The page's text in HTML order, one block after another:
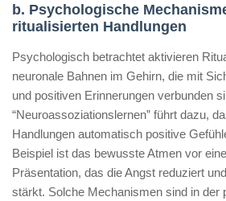
b. Psychologische
ritualisierten Handlungen
Psychologisch betrachtet aktivieren
neuronale Bahnen im Gehirn, die mit
und positiven Erinnerungen verbunden
“Neuroassoziationslernen” führt dazu,
Handlungen automatisch positive
Beispiel ist das bewusste Atmen vor
Präsentation, das die Angst reduziert
stärkt. Solche Mechanismen sind in der